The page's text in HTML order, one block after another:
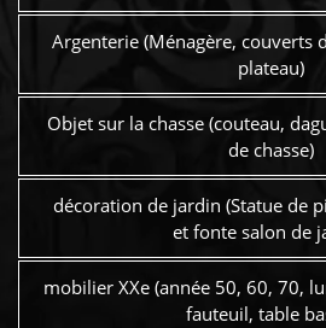
Argenterie (Ménagère, couverts
plateau)
Objet sur la chasse (couteau,
de chasse)
décoration de jardin (Statue de
et fonte salon de
mobilier XXe (année 50, 60, 70,
fauteuil, table